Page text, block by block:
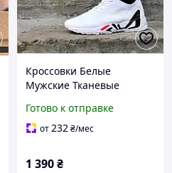
Кроссовки Белые
Мужские Тканевые
розмірів в описі
Готово к отправке
от232₴/мес
1 390₴